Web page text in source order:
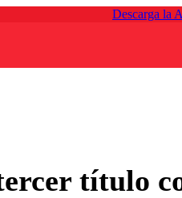
Descarga la
título